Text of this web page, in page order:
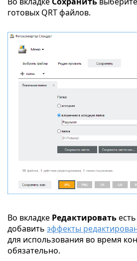
готовых QRT файлов.
Во вкладке Редактировать
добавить эффекты
для использования во время
обязательно.